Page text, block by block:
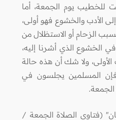
للخطيب يوم الجمعة، أما
الأدب والخشوع فهو أولى،
الزحام أو الاستظلال من
الخشوع الذي أشرنا إليه،
الأولى، ولا شك أن هذه حالة
المسلمين يجلسون في
(فتاوى الصلاة الجمعة /